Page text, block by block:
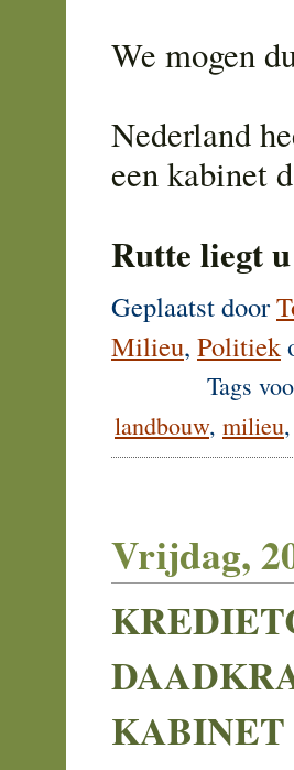
We mogen
Nederland
een kabinet
Rutte liegt
Geplaatst door
Milieu, Politiek
Tags
landbouw, milieu,
Vrijdag,
KABINET